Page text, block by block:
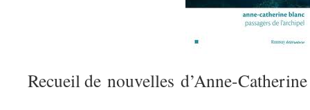
Recueil de nouvelles d’Anne-